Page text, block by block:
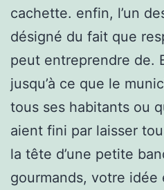
cachette. enfin, l’un
désigné du fait que
peut entreprendre de.
jusqu’à ce que le
tous ses habitants ou
aient fini par laisser
la tête d’une petite
gourmands, votre